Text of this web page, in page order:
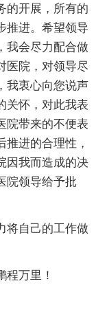
的开展，所有的
推进。希望领导
我会尽力配合做
医院，对领导尽
我衷心向您说声
关怀，对此我表
院带来的不便表
进的合理性，
因我而造成的决
院领导给予批
将自己的工作做
程万里！